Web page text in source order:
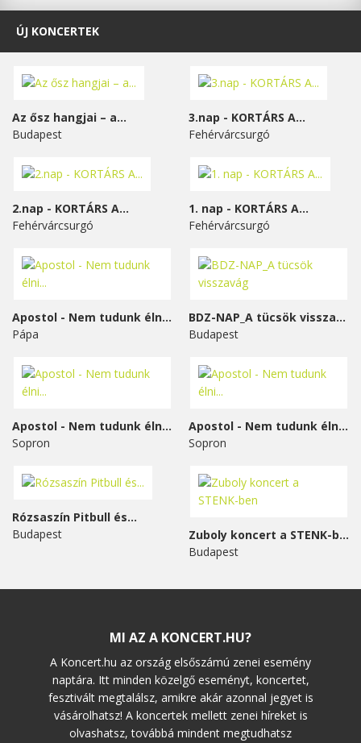
ÚJ KONCERTEK
Az ősz hangjai – a...
Budapest
3.nap - KORTÁRS A...
Fehérvárcsurgó
2.nap - KORTÁRS A...
Fehérvárcsurgó
1. nap - KORTÁRS A...
Fehérvárcsurgó
Apostol - Nem tudunk élni...
Pápa
BDZ-NAP_A tücsök visszavág
Budapest
Apostol - Nem tudunk élni...
Sopron
Apostol - Nem tudunk élni...
Sopron
Rózsaszín Pitbull és...
Budapest
Zuboly koncert a STENK-ben
Budapest
MI AZ A KONCERT.HU?
A Koncert.hu az ország elsőszámú zenei esemény
naptára. Itt minden közelgő eseményt, koncertet,
fesztivált megtalálsz, amikre akár azonnal jegyet is
vásárolhatsz! A koncertek mellett zenei híreket is
olvashatsz, továbbá mindent megtudhatsz